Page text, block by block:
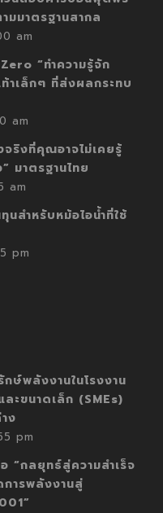
มมาตรฐานสากล
am
“ทำความรู้จัก
าเล็กๆ ที่ส่งผลกระทบ
am
จริงที่คุณอาจไม่เคยรู้
มาตรฐานไทย
am
นสำหรับหม้อไอน้ำที่ใช้
pm
กษ์พลังงานในโรงงาน
ะขนาดเล็ก (SMEs)
ง
pm
“กลยุทธ์สู่ความสำเร็จ
ารพลังงานสู่